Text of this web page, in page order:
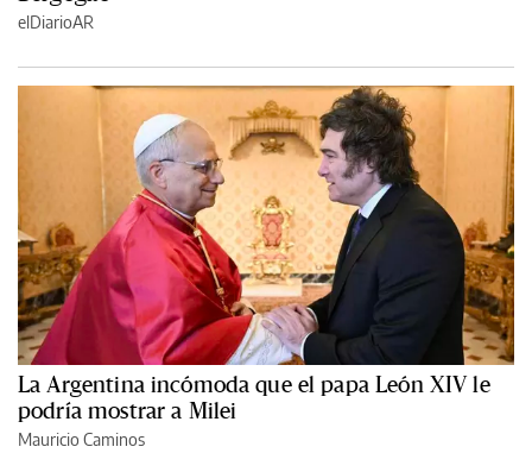
elDiarioAR
La Argentina incómoda que el papa León XIV le
podría mostrar a Milei
Mauricio Caminos